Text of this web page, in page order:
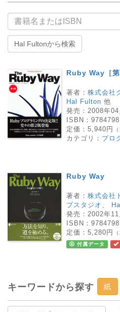
書籍名
Hal Fultonから検索
Ruby Way［第
著者： 株式会社
Hal Fulton 他
発売： 2008年04
ISBN：
定価： 5,940円
カテゴリ： プロ
Ruby Way
著者： 株式会社
プスタジオ
発売： 2002年11
ISBN：
定価： 5,280円
付属データ
キーワードから探す 紙